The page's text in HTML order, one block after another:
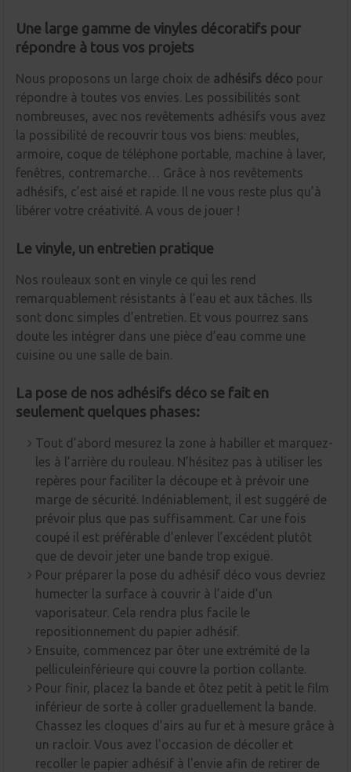
Une large gamme de vinyles décoratifs pour
répondre à tous vos projets
Nous proposons un large choix de adhésifs déco pour
répondre à toutes vos envies. Les possibilités sont
nombreuses, avec nos revêtements adhésifs vous avez
la possibilité de recouvrir tous vos biens: meubles,
armoire, coque de téléphone portable, machine à laver,
fenêtres, contremarche… Grâce à nos revêtements
adhésifs, c’est aisé et rapide. Il ne vous reste plus qu’à
libérer votre créativité. A vous de jouer !
Le vinyle, un entretien pratique
Nos rouleaux sont en vinyle ce qui les rend
remarquablement résistants à l’eau et aux tâches. Ils
sont donc simples d’entretien. Et vous pourrez sans
doute les intégrer dans une pièce d’eau comme une
cuisine ou une salle de bain.
La pose de nos adhésifs déco se fait en
seulement quelques phases:
Tout d’abord mesurez la zone à habiller et marquez-
les à l’arrière du rouleau. N’hésitez pas à utiliser les
repères pour faciliter la découpe et à prévoir une
marge de sécurité. Indéniablement, il est suggéré de
prévoir plus que pas suffisamment. Car une fois
coupé il est préférable d’enlever l’excédent plutôt
que de devoir jeter une bande trop exiguë.
Pour préparer la pose du adhésif déco vous devriez
humecter la surface à couvrir à l’aide d’un
vaporisateur. Cela rendra plus facile le
repositionnement du papier adhésif.
Ensuite, commencez par ôter une extrémité de la
pelliculeinférieure qui couvre la portion collante.
Pour finir, placez la bande et ôtez petit à petit le film
inférieur de sorte à coller graduellement la bande.
Chassez les cloques d’airs au fur et à mesure grâce à
un racloir. Vous avez l'occasion de décoller et
recoller le papier adhésif à l'envie afin de retirer de